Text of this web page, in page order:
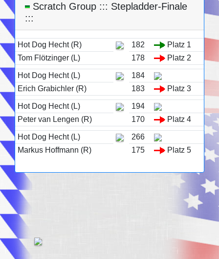
Scratch Group ::: Stepladder-Finale
:::
Hot Dog Hecht (R) 182
Platz 1
Tom Flötzinger (L)
178 Platz 2
Hot Dog Hecht (L)
184
Erich Grabichler (R)
183 Platz 3
Hot Dog Hecht (L)
194
Peter van Lengen (R)
170 Platz 4
Hot Dog Hecht (L)
266
Markus Hoffmann (R)
175 Platz 5